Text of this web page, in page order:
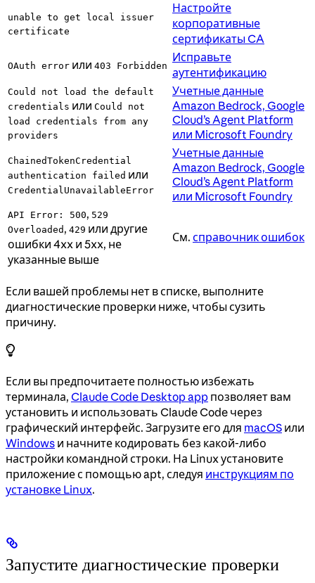
unable to get local issuer
certificate
Настройте
корпоративные
сертификаты CA
OAuth error или 403 Forbidden
Исправьте
аутентификацию
Could not load the default
credentials или Could not
load credentials from any
providers
Учетные данные
Amazon Bedrock, Google
Cloud’s Agent Platform
или Microsoft Foundry
ChainedTokenCredential
authentication failed или
CredentialUnavailableError
Учетные данные
Amazon Bedrock, Google
Cloud’s Agent Platform
или Microsoft Foundry
API Error: 500, 529
Overloaded , 429 или другие
ошибки 4xx и 5xx, не
указанные выше
См. справочник ошибок
Если вашей проблемы нет в списке, выполните
диагностические проверки ниже, чтобы сузить
причину.
Если вы предпочитаете полностью избежать
терминала, Claude Code Desktop app позволяет вам
установить и использовать Claude Code через
графический интерфейс. Загрузите его для macOS или
Windows и начните кодировать без какой-либо
настройки командной строки. На Linux установите
приложение с помощью apt, следуя инструкциям по
установке Linux.
Запустите диагностические проверки